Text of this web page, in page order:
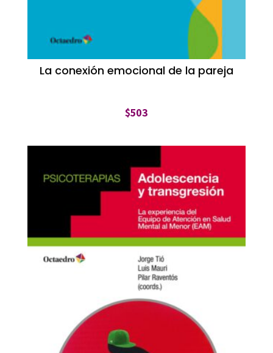
La conexión emocional de la pareja
$503